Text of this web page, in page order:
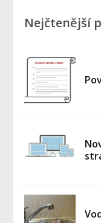
Nejčtenější